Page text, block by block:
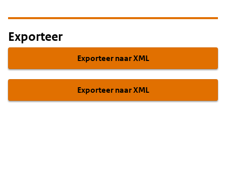
Exporteer
Exporteer naar XML
Exporteer naar XML